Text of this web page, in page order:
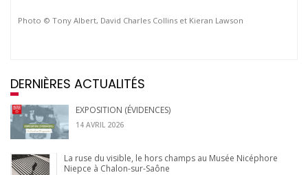
Photo © Tony Albert, David Charles Collins et Kieran Lawson
DERNIÈRES ACTUALITÉS
EXPOSITION (ÉVIDENCES)
14 AVRIL 2026
La ruse du visible, le hors champs au Musée Nicéphore
Niepce à Chalon-sur-Saône